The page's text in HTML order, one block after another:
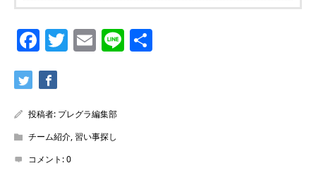
Facebook
Twitter
Email
Line
投稿者: プレグラ編集部
チーム紹介,習い事探し
コメント:0